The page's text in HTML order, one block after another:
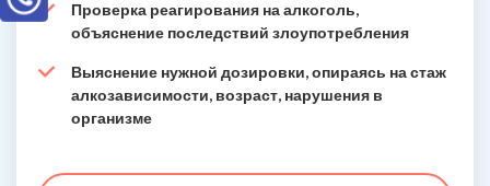
Проверка реагирования на алкоголь,
объяснение последствий злоупотребления
Выяснение нужной дозировки, опираясь на стаж
алкозависимости, возраст, нарушения в
организме